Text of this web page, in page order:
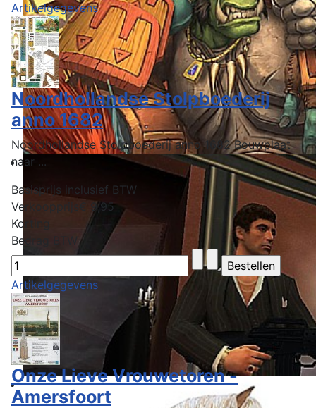
Artikelgegevens
Noordhollandse Stolpboederij
anno 1682
Noordhollandse Stolpboederij anno 1682 Bouwplaat
naar ...
Basisprijs inclusief BTW
Verkoopprijs € 9,95
Korting
Bedrag BTW
Artikelgegevens
Onze Lieve Vrouwetoren -
Amersfoort